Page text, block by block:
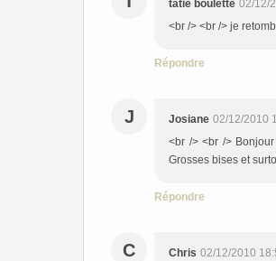
tatie boulette 02/12/
<br /> <br /> je
Répondre
J Josiane 02/12/2010
<br /> <br />
Grosses bises et
Répondre
C Chris 02/12/2010